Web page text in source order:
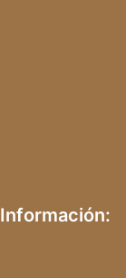
Información: